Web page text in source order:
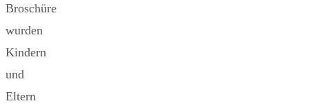
Broschüre
wurden
Kindern
und
Eltern